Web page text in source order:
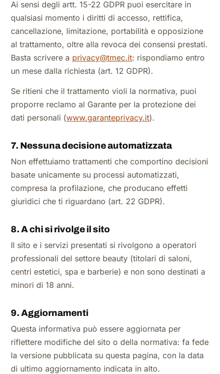
Ai sensi degli artt. 15-22 GDPR puoi esercitare in
qualsiasi momento i diritti di accesso, rettifica,
cancellazione, limitazione, portabilità e opposizione
al trattamento, oltre alla revoca dei consensi prestati.
Basta scrivere a privacy@tmec.it: rispondiamo entro
un mese dalla richiesta (art. 12 GDPR).
Se ritieni che il trattamento violi la normativa, puoi
proporre reclamo al Garante per la protezione dei
dati personali (www.garanteprivacy.it).
7. Nessuna decisione automatizzata
Non effettuiamo trattamenti che comportino decisioni
basate unicamente su processi automatizzati,
compresa la profilazione, che producano effetti
giuridici che ti riguardano (art. 22 GDPR).
8. A chi si rivolge il sito
Il sito e i servizi presentati si rivolgono a operatori
professionali del settore beauty (titolari di saloni,
centri estetici, spa e barberie) e non sono destinati a
minori di 18 anni.
9. Aggiornamenti
Questa informativa può essere aggiornata per
riflettere modifiche del sito o della normativa: fa fede
la versione pubblicata su questa pagina, con la data
di ultimo aggiornamento indicata in alto.